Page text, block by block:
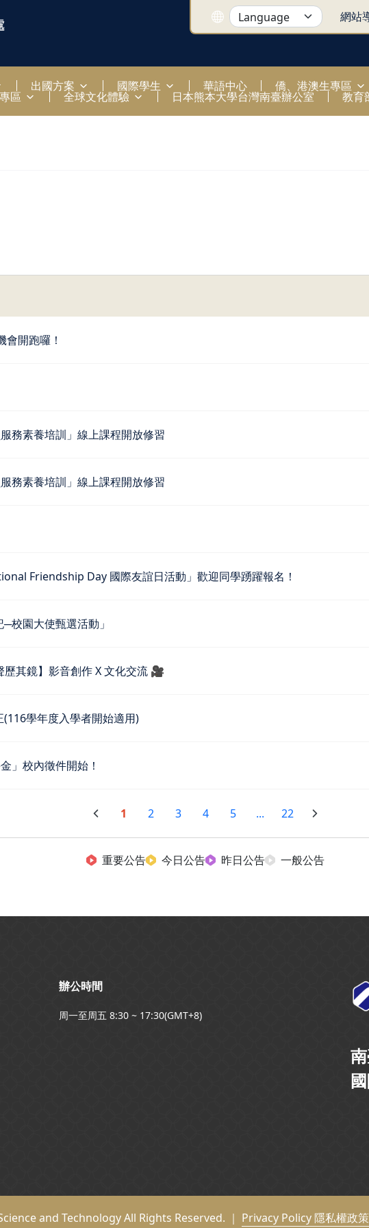
網站
出國方案 國際學生 華語中心 僑、港澳生專區
區 全球文化體驗 日本熊本大學台灣南臺辦公室 教育
開跑囉！
務素養培訓」線上課程開放修習
務素養培訓」線上課程開放修習
Friendship Day 國際友誼日活動」歡迎同學踴躍報名！
校園大使甄選活動」
其鏡】影音創作 X 文化交流 🎥
學年度入學者開始適用)
」校內徵件開始！
1 2 3 4 5 ... 22
重要公告 今日公告 昨日公告 一般公告
辦公時間
周一至周五 8:30 ~ 17:30(GMT+8)
and Technology All Rights Reserved. ｜ Privacy Policy 隱私權政策